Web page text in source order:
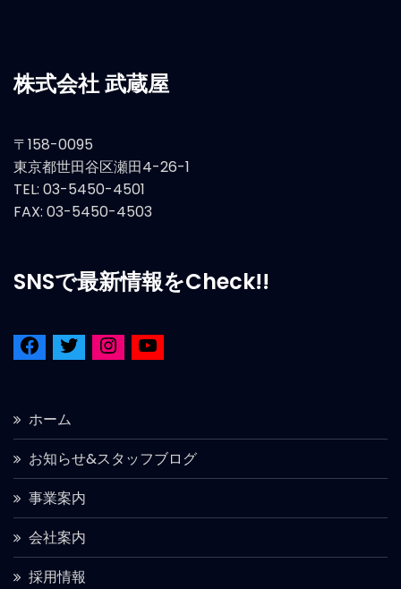
株式会社 武蔵屋
〒158-0095
東京都世田谷区瀬田4-26-1
TEL: 03-5450-4501
FAX: 03-5450-4503
SNSで最新情報をCheck!!
ホーム
お知らせ&スタッフブログ
事業案内
会社案内
採用情報